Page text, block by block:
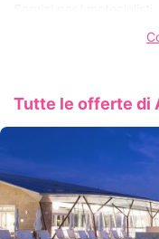
coperto - Parcheggio
Tutte le offerte di